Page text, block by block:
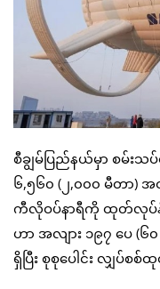
စီချွမ်ပြည်နယ်မှာ စမ်းသ
၆,၅၆၀ (၂,၀၀၀ မီတာ) အ
ကီလိုဝပ်နာရီကို ထုတ်လုပ်နို
ဟာ အလျား ၁၉၇ ပေ (၆
ရှိပြီး စုစုပေါင်း လျှပ်စ